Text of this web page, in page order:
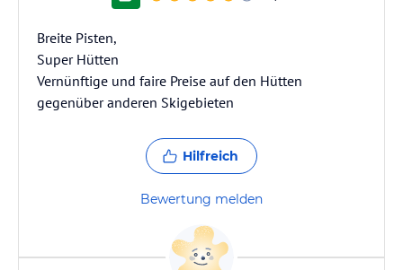
Breite Pisten,
Super Hütten
Vernünftige und faire Preise auf den Hütten
gegenüber anderen Skigebieten
Hilfreich
Bewertung melden